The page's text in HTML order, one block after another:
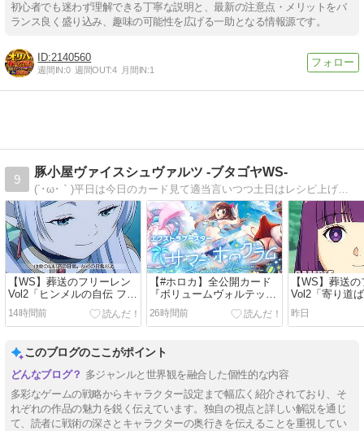
初心者でも迷わず理解できる丁寧な説明と、最新の注意点・メリットをバ
ランス良く盛り込み、趣味の可能性を広げる一助となる情報源です。
2140560
週間IN:0 週間OUT:4 月間IN:1
9
豚小屋ヴァイスシュヴァルツ -ブタゴヤWS-
(´･ω･｀)平日は今日のカード見て適当言いつつ土日はレシピ上げます
【WS】葬送のフリーレン
Vol2「ヒンメルの自伝 フリ
ーレン」「受け継ぐ心 フリ
ーレン」「隕鉄鳥の捕獲 フ
リーレン」「高い買い物 フ
14時間前
【#ホロカ】全公開カード
『ボリュームヴォルテック
ス/サマーホログラム』
26時間前
【WS】葬送
Vol2「寄り道
フェルン」「
リーレン」「
ン」「警戒態
昨日
このブログのここがポイント
多ジャンルと世界観を融合した個性的な内容
多彩なゲームの戦略からキャラクター設定まで幅広く紹介されており、そ
れぞれの作品の魅力を鋭く伝えています。独自の視点と詳しい解説を通じ
て、読者に戦術の深さとキャラクターの奥行きを伝えることを重視してい